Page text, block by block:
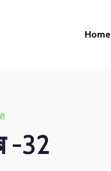
Home
-32